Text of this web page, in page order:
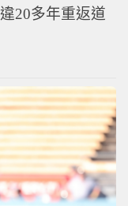
20多年重返道